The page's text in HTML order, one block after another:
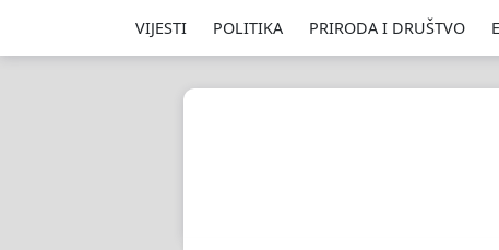
VIJESTI POLITIKA PRIRODA I DRUŠTVO